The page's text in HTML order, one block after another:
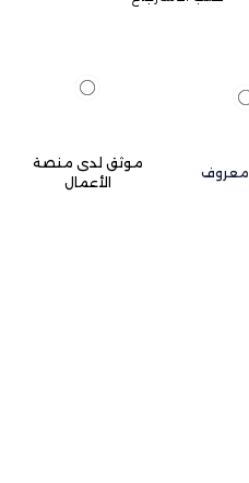
معروف
موثق لدى منصة
الأعمال